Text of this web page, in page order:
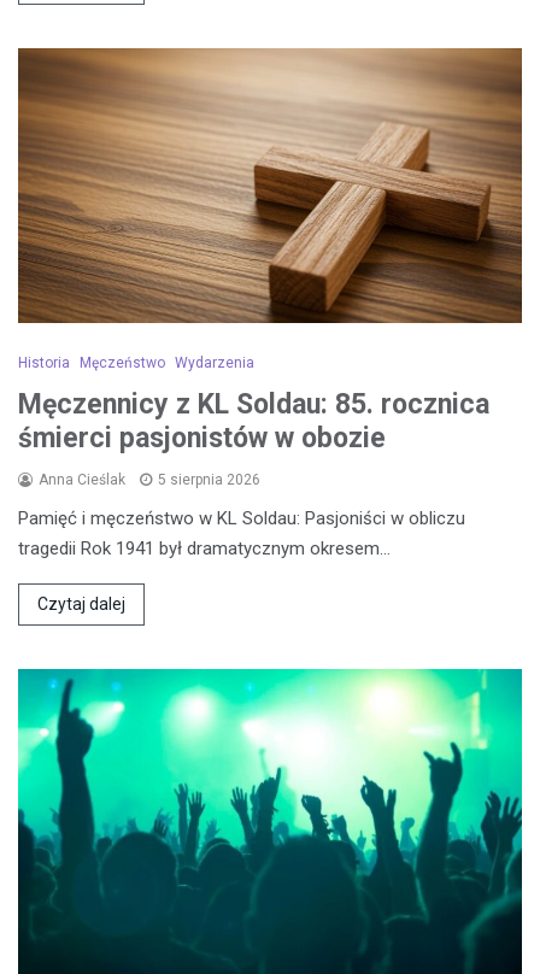
Historia Męczeństwo Wydarzenia
Męczennicy z KL Soldau: 85. rocznica
śmierci pasjonistów w obozie
Anna Cieślak 5 sierpnia 2026
Pamięć i męczeństwo w KL Soldau: Pasjoniści w obliczu
tragedii Rok 1941 był dramatycznym okresem…
Czytaj dalej